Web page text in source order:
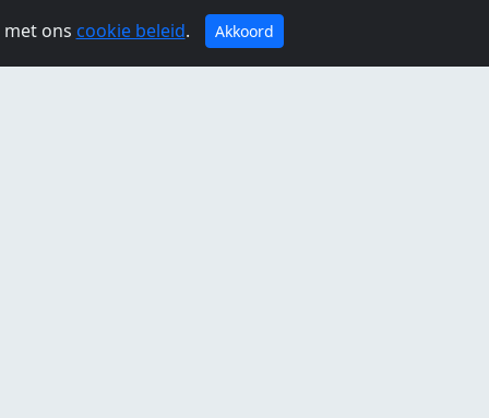
Om het extra gezellig te maken zijn er
lekker een paar oefeningen te doen.
ons cookie beleid. Akkoord